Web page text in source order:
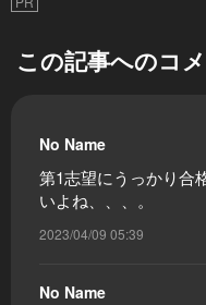
この記事へのコ
No Name
第1志望にうっかり合
いよね、、、。
2023/04/09 05:39
No Name